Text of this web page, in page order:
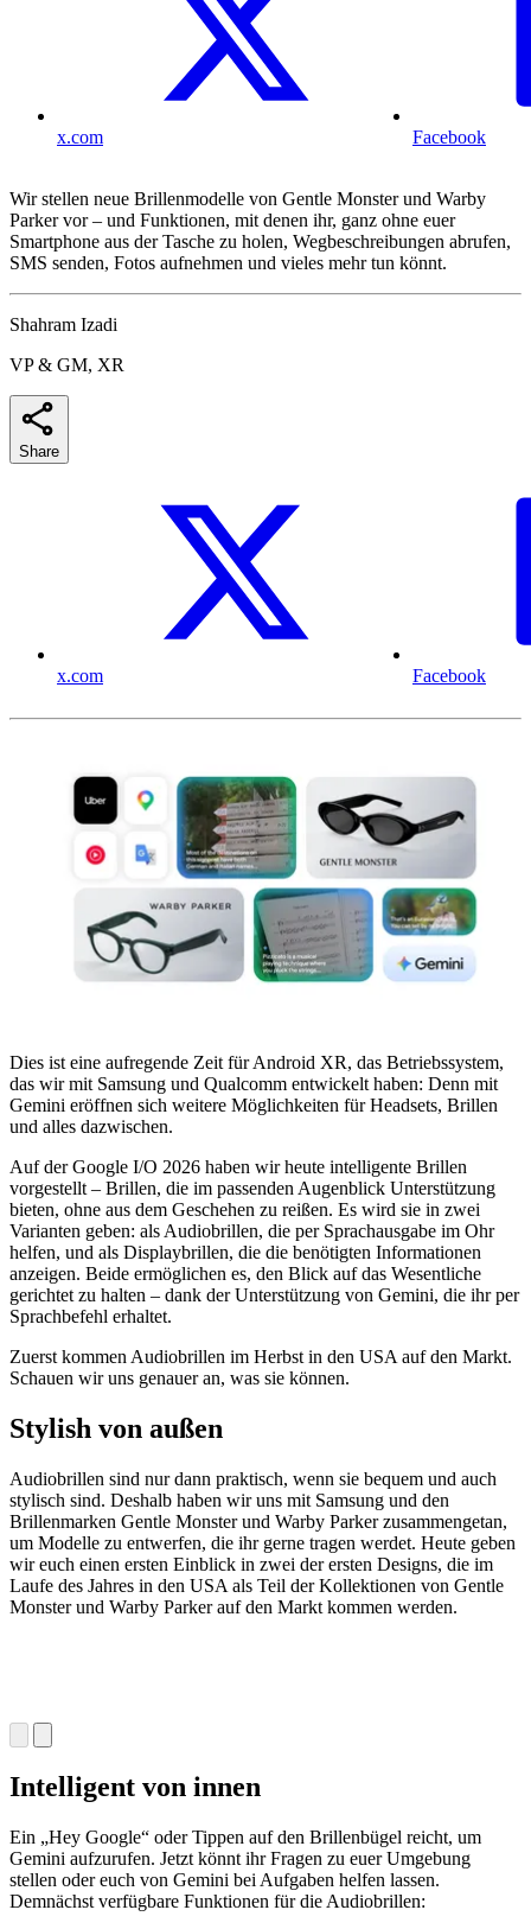
x.com Facebook
Wir stellen neue Brillenmodelle von Gentle Monster und Warby
Parker vor – und Funktionen, mit denen ihr, ganz ohne euer
Smartphone aus der Tasche zu holen, Wegbeschreibungen abrufen,
SMS senden, Fotos aufnehmen und vieles mehr tun könnt.
Shahram Izadi
VP & GM, XR
Share
x.com Facebook
Dies ist eine aufregende Zeit für Android XR, das Betriebssystem,
das wir mit Samsung und Qualcomm entwickelt haben: Denn mit
Gemini eröffnen sich weitere Möglichkeiten für Headsets, Brillen
und alles dazwischen.
Auf der Google I/O 2026 haben wir heute intelligente Brillen
vorgestellt – Brillen, die im passenden Augenblick Unterstützung
bieten, ohne aus dem Geschehen zu reißen. Es wird sie in zwei
Varianten geben: als Audiobrillen, die per Sprachausgabe im Ohr
helfen, und als Displaybrillen, die die benötigten Informationen
anzeigen. Beide ermöglichen es, den Blick auf das Wesentliche
gerichtet zu halten – dank der Unterstützung von Gemini, die ihr per
Sprachbefehl erhaltet.
Zuerst kommen Audiobrillen im Herbst in den USA auf den Markt.
Schauen wir uns genauer an, was sie können.
Stylish von außen
Audiobrillen sind nur dann praktisch, wenn sie bequem und auch
stylisch sind. Deshalb haben wir uns mit Samsung und den
Brillenmarken Gentle Monster und Warby Parker zusammengetan,
um Modelle zu entwerfen, die ihr gerne tragen werdet. Heute geben
wir euch einen ersten Einblick in zwei der ersten Designs, die im
Laufe des Jahres in den USA als Teil der Kollektionen von Gentle
Monster und Warby Parker auf den Markt kommen werden.
Intelligent von innen
Ein „Hey Google“ oder Tippen auf den Brillenbügel reicht, um
Gemini aufzurufen. Jetzt könnt ihr Fragen zu euer Umgebung
stellen oder euch von Gemini bei Aufgaben helfen lassen.
Demnächst verfügbare Funktionen für die Audiobrillen: